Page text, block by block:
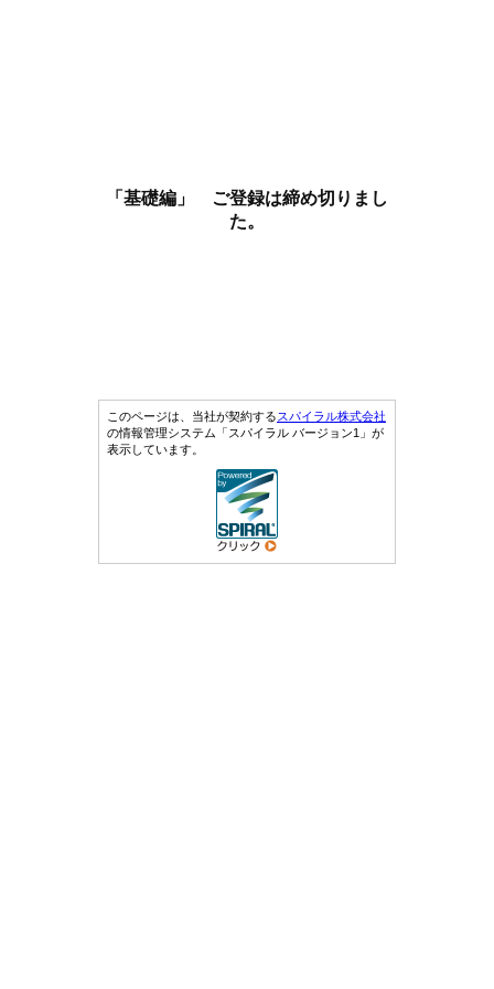
「基礎編」 ご登録は締め切りまし
た。
このページは、当社が契約するスパイラル株式会社
の情報管理システム「スパイラル バージョン1」が
表示しています。